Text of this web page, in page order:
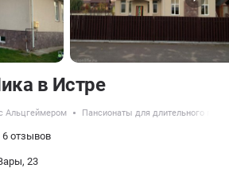
в Истре
Альцгеймером Пансионаты для длительного
6 отзывов
23